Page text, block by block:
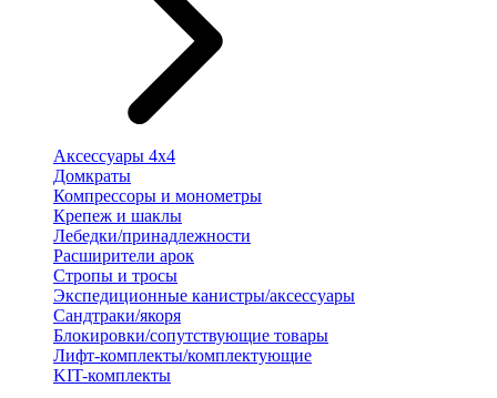
Аксессуары 4х4
Домкраты
Компрессоры и монометры
Крепеж и шаклы
Лебедки/принадлежности
Расширители арок
Стропы и тросы
Экспедиционные канистры/аксессуары
Сандтраки/якоря
Блокировки/сопутствующие товары
Лифт-комплекты/комплектующие
KIT-комплекты